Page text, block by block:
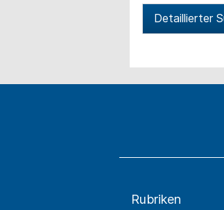
Detaillierter
Rubriken